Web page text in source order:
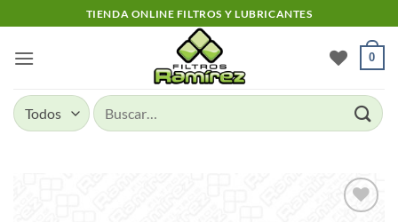
to
content
TIENDA ONLINE FILTROS Y LUBRICANTES
0
Buscar
por: